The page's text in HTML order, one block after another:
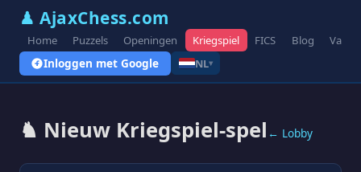
♟ AjaxChess.com
Home Puzzels Openingen Kriegspiel FICS Blog
Inloggen met Google NL▾
♞ Nieuw Kriegspiel-spel ← Lobby